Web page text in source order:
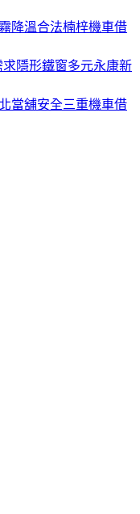
降溫合法楠梓機車借
隱形鐵窗多元永康新
當舖安全三重機車借